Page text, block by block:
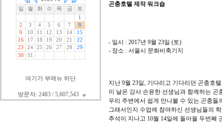
여기가 부메뉴 하단
방문자: 2483 / 5,607,543
곤충호텔 제작 워크숍
- 일시 : 2017년 9월 23일 (토)
- 장소 : 서울시 문화비축기지
지난 9월 23일, 기다리고 기다리던 곤충호
이 날은 강사 손윤한 선생님과 함께하는 곤
우리 주변에서 쉽게 만나볼 수 있는 곤충
그래서인지 수업에 참여하신 선생님들의
추석이 지나고 10월 14일에 돌아올 두번째